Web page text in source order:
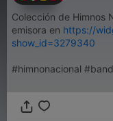
Colección de Himnos
emisora en https://
show_id=3279340
#himnonacional
#himnosnacionales